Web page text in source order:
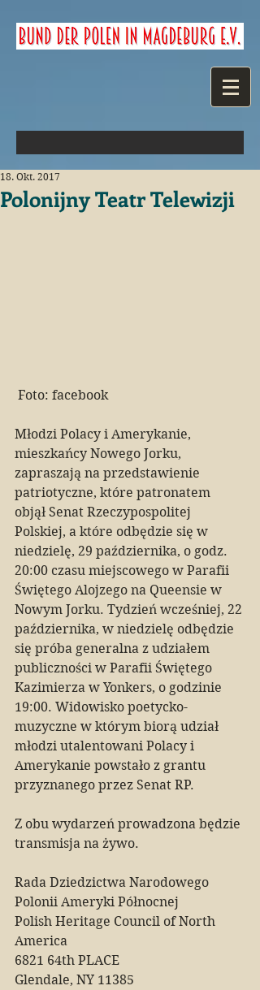
Polonijny Teatr Telewizji
18. Okt. 2017
Foto: facebook
Młodzi Polacy i Amerykanie,
mieszkańcy Nowego Jorku,
zapraszają na przedstawienie
patriotyczne, które patronatem
objął Senat Rzeczypospolitej
Polskiej, a które odbędzie się w
niedzielę, 29 października, o godz.
20:00 czasu miejscowego w Parafii
Świętego Alojzego na Queensie w
Nowym Jorku. Tydzień wcześniej, 22
października, w niedzielę odbędzie
się próba generalna z udziałem
publiczności w Parafii Świętego
Kazimierza w Yonkers, o godzinie
19:00. Widowisko poetycko-
muzyczne w którym biorą udział
młodzi utalentowani Polacy i
Amerykanie powstało z grantu
przyznanego przez Senat RP.
Z obu wydarzeń prowadzona będzie
transmisja na żywo.
Rada Dziedzictwa Narodowego
Polonii Ameryki Północnej
Polish Heritage Council of North
America
6821 64th PLACE
Glendale, NY 11385